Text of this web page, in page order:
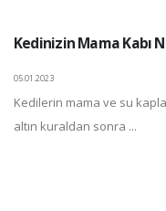
Kedinizin Mama Kabı
05.01.2023
Kedilerin mama ve su
altın kuraldan sonra ...